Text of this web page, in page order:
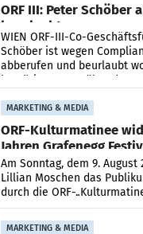
ORF III: Peter Schöber
beurlaubt
WIEN ORF-III-Co-
Schöber ist wegen
abberufen und beurlaubt
bestätigte gegenüber der
MARKETING & MEDIA
ORF-Kulturmatinee
Jahren Grafenegg
Simonischek
Am Sonntag, dem 9. August
Lillian Moschen das
durch die ORF-
startet mit der
Grafenegg
MARKETING & MEDIA